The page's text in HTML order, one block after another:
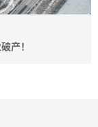
产！